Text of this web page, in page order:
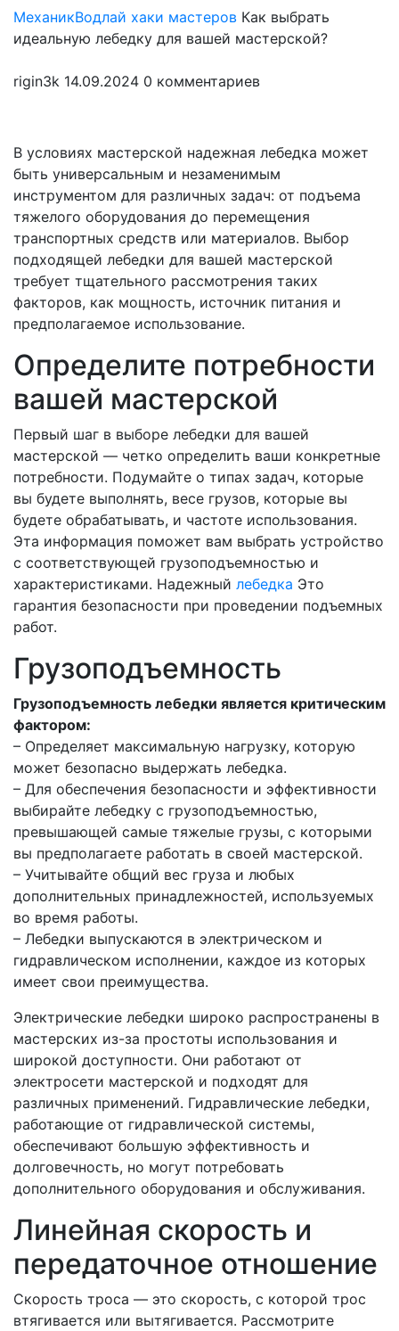
МеханикВодлай хаки мастеров Как выбрать
идеальную лебедку для вашей мастерской?
rigin3k 14.09.2024 0 комментариев
В условиях мастерской надежная лебедка может
быть универсальным и незаменимым
инструментом для различных задач: от подъема
тяжелого оборудования до перемещения
транспортных средств или материалов. Выбор
подходящей лебедки для вашей мастерской
требует тщательного рассмотрения таких
факторов, как мощность, источник питания и
предполагаемое использование.
Определите потребности
вашей мастерской
Первый шаг в выборе лебедки для вашей
мастерской — четко определить ваши конкретные
потребности. Подумайте о типах задач, которые
вы будете выполнять, весе грузов, которые вы
будете обрабатывать, и частоте использования.
Эта информация поможет вам выбрать устройство
с соответствующей грузоподъемностью и
характеристиками. Надежный лебедка Это
гарантия безопасности при проведении подъемных
работ.
Грузоподъемность
Грузоподъемность лебедки является критическим
фактором:
– Определяет максимальную нагрузку, которую
может безопасно выдержать лебедка.
– Для обеспечения безопасности и эффективности
выбирайте лебедку с грузоподъемностью,
превышающей самые тяжелые грузы, с которыми
вы предполагаете работать в своей мастерской.
– Учитывайте общий вес груза и любых
дополнительных принадлежностей, используемых
во время работы.
– Лебедки выпускаются в электрическом и
гидравлическом исполнении, каждое из которых
имеет свои преимущества.
Электрические лебедки широко распространены в
мастерских из-за простоты использования и
широкой доступности. Они работают от
электросети мастерской и подходят для
различных применений. Гидравлические лебедки,
работающие от гидравлической системы,
обеспечивают большую эффективность и
долговечность, но могут потребовать
дополнительного оборудования и обслуживания.
Линейная скорость и
передаточное отношение
Скорость троса — это скорость, с которой трос
втягивается или вытягивается. Рассмотрите